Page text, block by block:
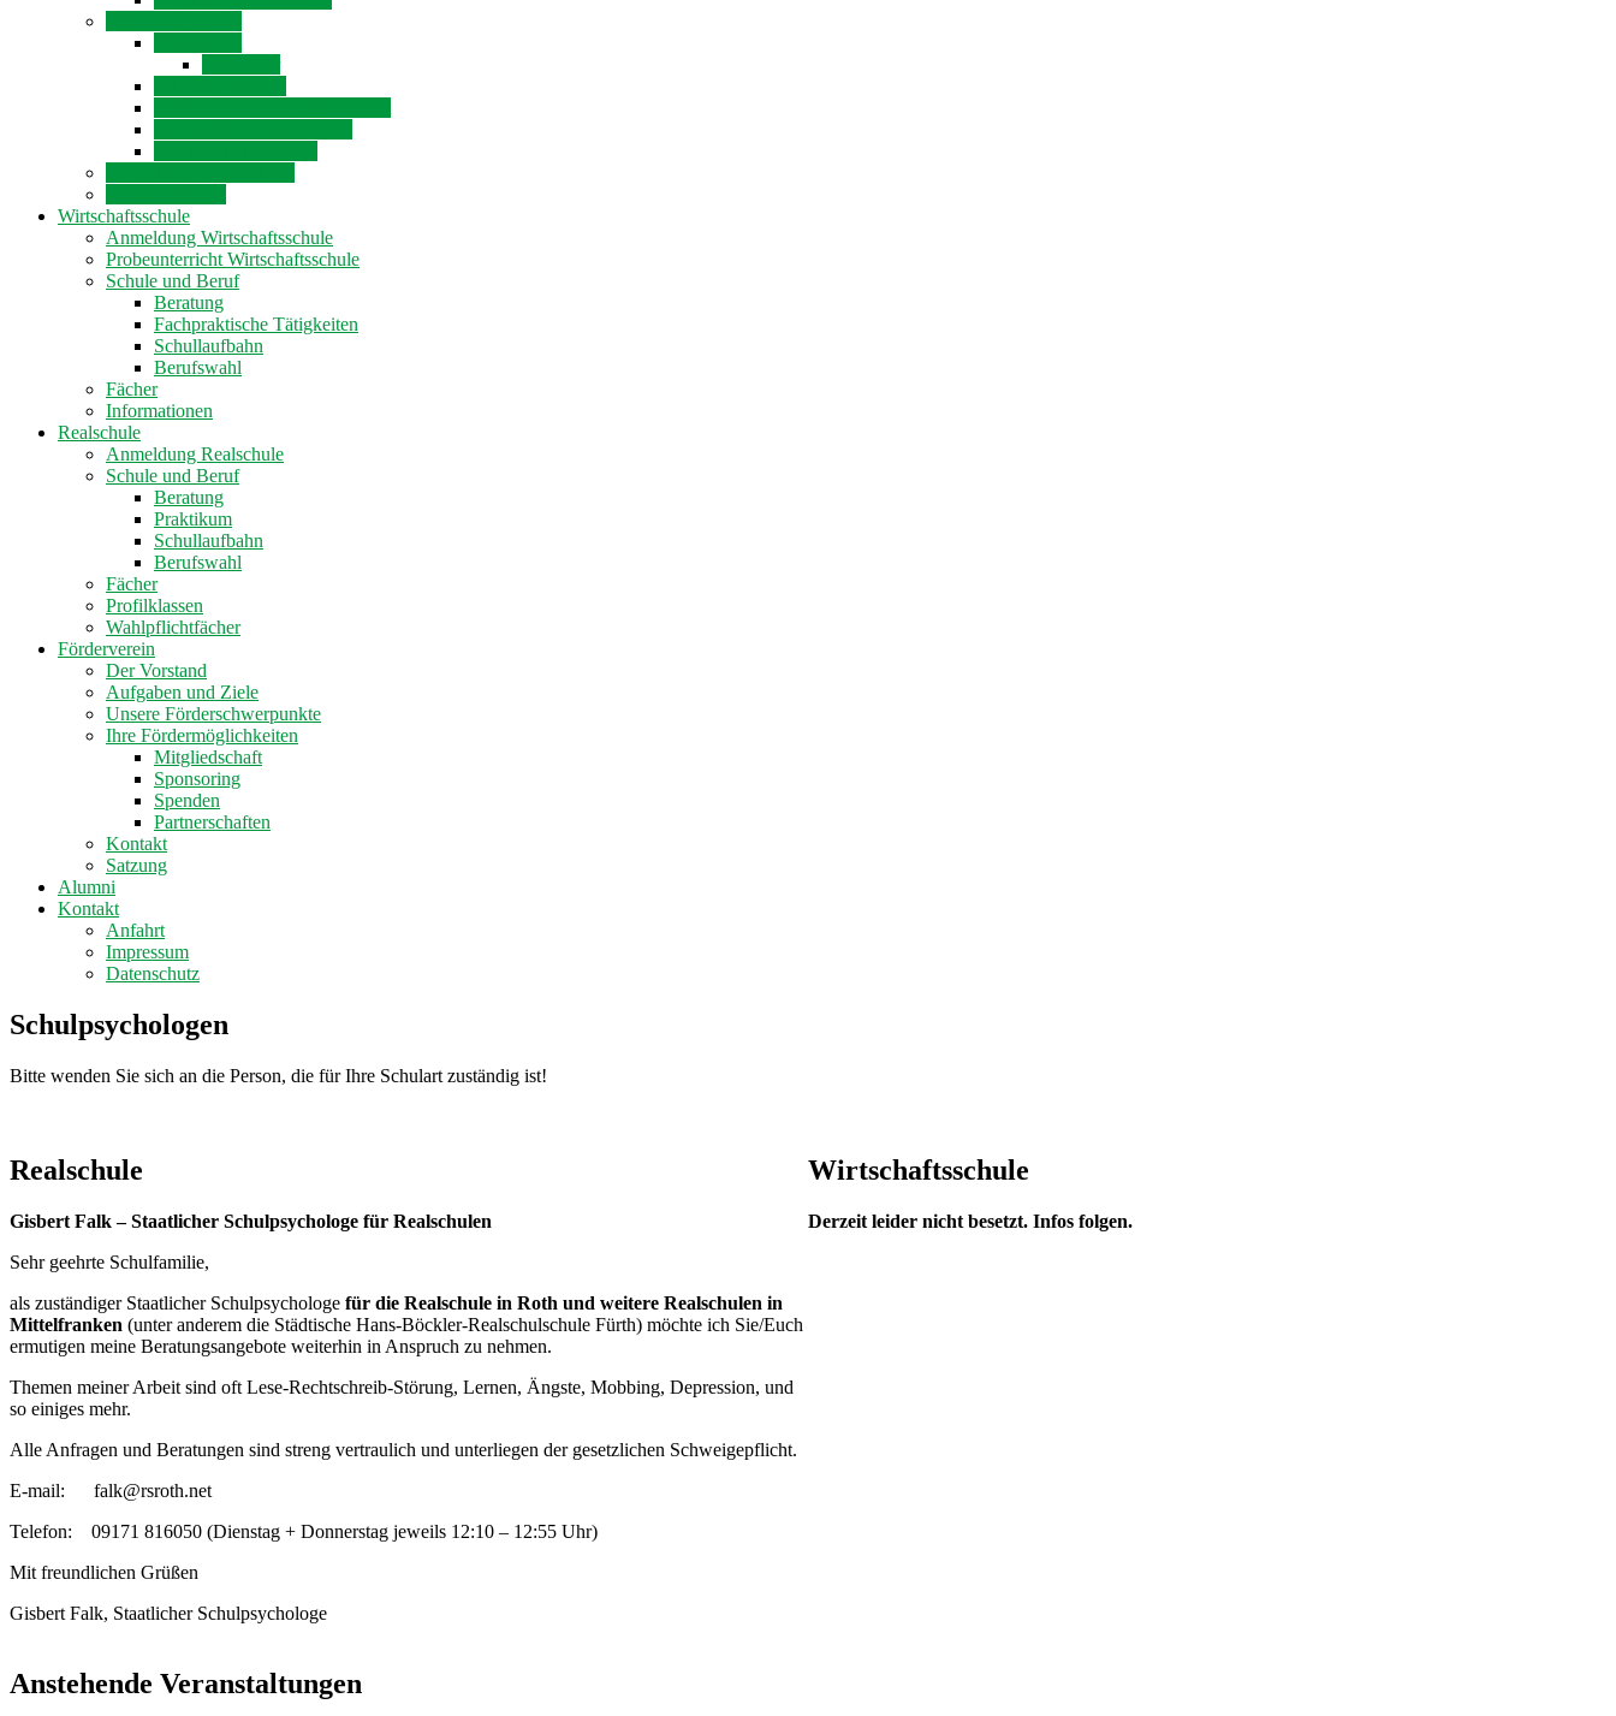
Wirtschaftsschule
Anmeldung Wirtschaftsschule
Probeunterricht Wirtschaftsschule
Schule und Beruf
Beratung
Fachpraktische Tätigkeiten
Schullaufbahn
Berufswahl
Fächer
Informationen
Realschule
Anmeldung Realschule
Schule und Beruf
Beratung
Praktikum
Schullaufbahn
Berufswahl
Fächer
Profilklassen
Wahlpflichtfächer
Förderverein
Der Vorstand
Aufgaben und Ziele
Unsere Förderschwerpunkte
Ihre Fördermöglichkeiten
Mitgliedschaft
Sponsoring
Spenden
Partnerschaften
Kontakt
Satzung
Alumni
Kontakt
Anfahrt
Impressum
Datenschutz
Schulpsychologen
Bitte wenden Sie sich an die Person, die für Ihre Schulart zuständig ist!
Realschule
Gisbert Falk – Staatlicher Schulpsychologe für Realschulen
Sehr geehrte Schulfamilie,
als zuständiger Staatlicher Schulpsychologe für die Realschule in Roth und weitere Realschulen in
Mittelfranken (unter anderem die Städtische Hans-Böckler-Realschulschule Fürth) möchte ich Sie/Euch
ermutigen meine Beratungsangebote weiterhin in Anspruch zu nehmen.
Themen meiner Arbeit sind oft Lese-Rechtschreib-Störung, Lernen, Ängste, Mobbing, Depression, und
so einiges mehr.
Alle Anfragen und Beratungen sind streng vertraulich und unterliegen der gesetzlichen Schweigepflicht.
E-mail: falk@rsroth.net
Telefon: 09171 816050 (Dienstag + Donnerstag jeweils 12:10 – 12:55 Uhr)
Mit freundlichen Grüßen
Gisbert Falk, Staatlicher Schulpsychologe
Wirtschaftsschule
Derzeit leider nicht besetzt. Infos folgen.
Anstehende Veranstaltungen